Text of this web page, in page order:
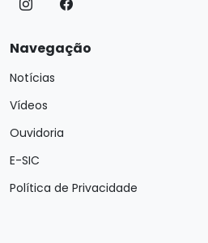
Navegação
Notícias
Vídeos
Ouvidoria
E-SIC
Política de Privacidade